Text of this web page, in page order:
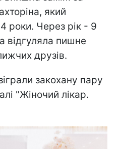
який
роки. Через рік - 9
відгуляла пишне
друзів.
закохану пару
"Жіночий лікар.